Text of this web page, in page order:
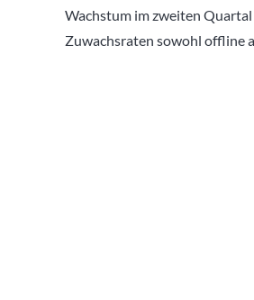
Wachstum im zweiten
Zuwachsraten sowohl offline